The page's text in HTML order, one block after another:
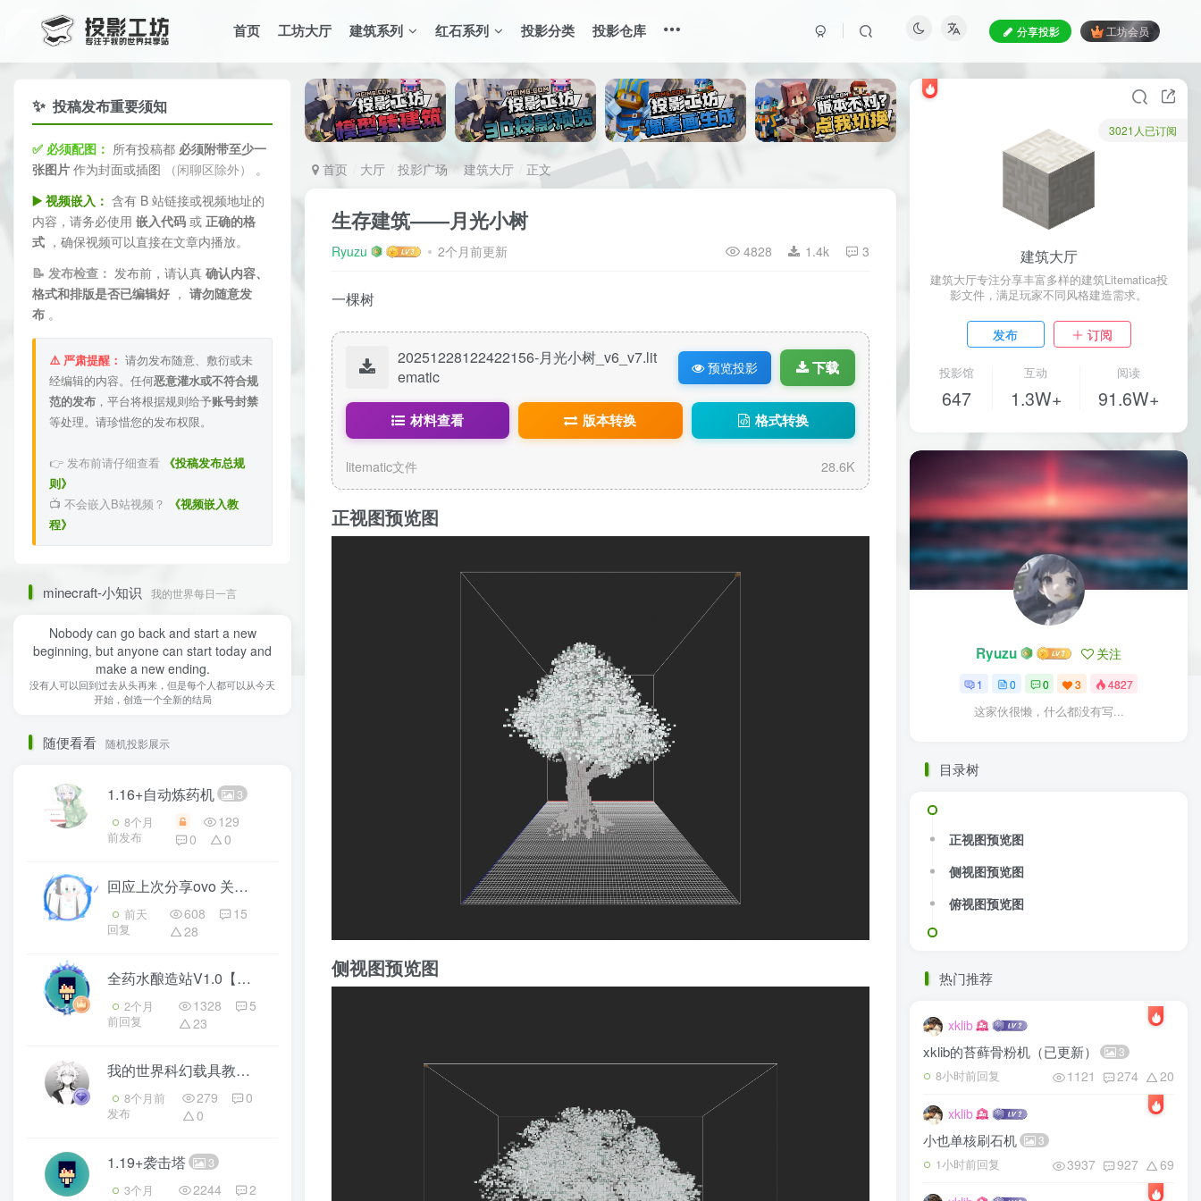
首页 工坊大厅 建筑系列 红石系列 投影分类 投影仓库 分享投影 工坊会员
✨ 投稿发布重要须知
✅ 必须配图： 所有投稿都 必须附带至少一
张图片 作为封面或插图 （闲聊区除外） 。
▶️ 视频嵌入： 含有 B 站链接或视频地址的
内容，请务必使用 嵌入代码 或 正确的格
式 ，确保视频可以直接在文章内播放。
📝 发布检查： 发布前，请认真 确认内容、
格式和排版是否已编辑好 ， 请勿随意发
布 。
⚠️ 严肃提醒： 请勿发布随意、敷衍或未
经编辑的内容。任何恶意灌水或不符合规
范的发布 ，平台将根据规则给予账号封禁
等处理。请珍惜您的发布权限。
👉 发布前请仔细查看 《投稿发布总规
则》
📺 不会嵌入B站视频？
《视频嵌入教
程》
minecraft-小知识 我的世界每日一言
Nobody can go back and start a new
beginning, but anyone can start today and
make a new ending.
没有人可以回到过去从头再来，但是每个人都可以从今天
开始，创造一个全新的结局
随便看看 随机投影展示
1.16+自动炼药机 3
8个月
前发布
129
0
0
回应上次分享ovo 关于云 月宫等大型建筑！ 声明：二改＋整合 3
前天
回复
608
15
28
全药水酿造站V1.0【原创】
2个月
前回复
1328
5
23
我的世界科幻载具教程：巨兽卡车载具（我的世界投影）——谁能拒绝又大又酷的科幻卡车呢！ 4
8个月前
发布
279
0
0
1.19+袭击塔 3
3个月
2244
2
首页 大厅 投影广场 建筑大厅 正文
生存建筑——月光小树
Ryuzu 2个月前更新 4828 1.4k 3
一棵树
20251228122422156-月光小树_v6_v7.lit
ematic
预览投影 下载
材料查看 版本转换 格式转换
litematic文件 28.6K
正视图预览图
侧视图预览图
3021人已订阅
建筑大厅
建筑大厅专注分享丰富多样的建筑Litematica投
影文件，满足玩家不同风格建造需求。
发布 订阅
投影馆
647
互动
1.3W+
阅读
91.6W+
Ryuzu 关注
1 0 0 3 4827
这家伙很懒，什么都没有写...
目录树
正视图预览图
侧视图预览图
俯视图预览图
热门推荐
xklib
xklib的苔藓骨粉机（已更新） 3
8小时前回复 1121 274 20
xklib
小也单核刷石机 3
1小时前回复 3937 927 69